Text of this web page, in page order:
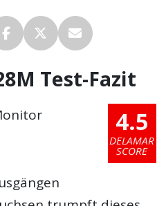
Test-Fazit
4.5
DELAMAR
SCORE